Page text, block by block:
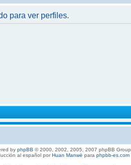
para ver perfiles.
by phpBB © 2000, 2002, 2005, 2007 phpBB Group
al español porHuan Manwë para phpbb-es.com